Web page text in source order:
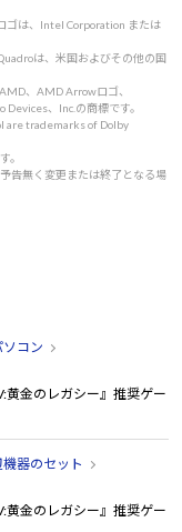
ゴは、Intel Corporation または
は、米国およびその他の国
、AMD Arrowロゴ、
、Inc.の商標です。
are trademarks of Dolby
。
告無く変更または終了となる場
コン
黄金のレガシー』推奨ゲー
器のセット
黄金のレガシー』推奨ゲー